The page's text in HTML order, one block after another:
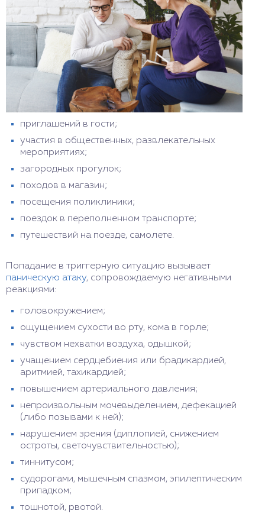
приглашений в гости;
участия в общественных, развлекательных
мероприятиях;
загородных прогулок;
походов в магазин;
посещения поликлиники;
поездок в переполненном транспорте;
путешествий на поезде, самолете.
Попадание в триггерную ситуацию вызывает
паническую атаку, сопровождаемую негативными
реакциями:
головокружением;
ощущением сухости во рту, кома в горле;
чувством нехватки воздуха, одышкой;
учащением сердцебиения или брадикардией,
аритмией, тахикардией;
повышением артериального давления;
непроизвольным мочевыделением, дефекацией
(либо позывами к ней);
нарушением зрения (диплопией, снижением
остроты, светочувствительностью);
тиннитусом;
судорогами, мышечным спазмом, эпилептическим
припадком;
тошнотой, рвотой.